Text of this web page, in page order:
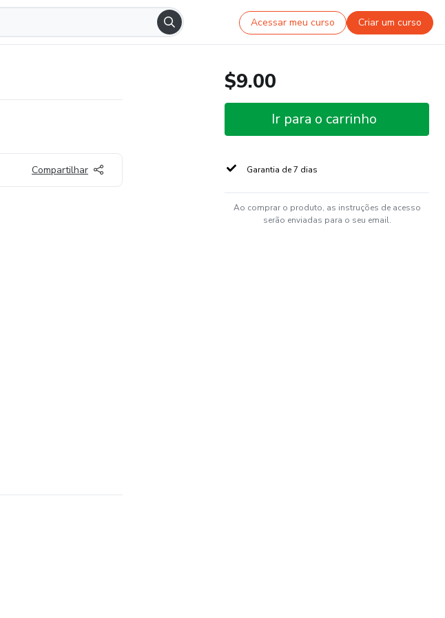
Acessar meu curso Criar um curso
Compartilhar
$9.00
Ir para o carrinho
Garantia de 7 dias
Ao comprar o produto, as instruções de acesso
serão enviadas para o seu email.